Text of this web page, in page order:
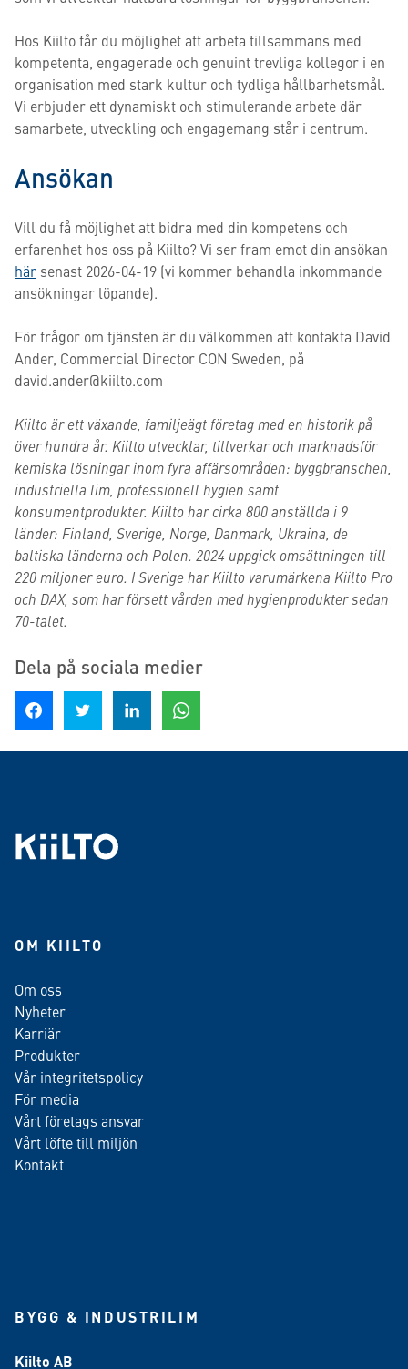
Hos Kiilto får du möjlighet att arbeta tillsammans med
kompetenta, engagerade och genuint trevliga kollegor i en
organisation med stark kultur och tydliga hållbarhetsmål.
Vi erbjuder ett dynamiskt och stimulerande arbete där
samarbete, utveckling och engagemang står i centrum.
Ansökan
Vill du få möjlighet att bidra med din kompetens och
erfarenhet hos oss på Kiilto? Vi ser fram emot din ansökan
här senast 2026-04-19 (vi kommer behandla inkommande
ansökningar löpande).
För frågor om tjänsten är du välkommen att kontakta David
Ander, Commercial Director CON Sweden, på
david.ander@kiilto.com
Kiilto är ett växande, familjeägt företag med en historik på
över hundra år. Kiilto utvecklar, tillverkar och marknadsför
kemiska lösningar inom fyra affärsområden: byggbranschen,
industriella lim, professionell hygien samt
konsumentprodukter. Kiilto har cirka 800 anställda i 9
länder: Finland, Sverige, Norge, Danmark, Ukraina, de
baltiska länderna och Polen. 2024 uppgick omsättningen till
220 miljoner euro. I Sverige har Kiilto varumärkena Kiilto Pro
och DAX, som har försett vården med hygienprodukter sedan
70-talet.
Dela på sociala medier
Dela på Facebook Dela på Twitter Dela på LinkedIn
OM KIILTO
Om oss
Nyheter
Karriär
Produkter
Vår integritetspolicy
För media
Vårt företags ansvar
Vårt löfte till miljön
Kontakt
BYGG & INDUSTRILIM
Kiilto AB